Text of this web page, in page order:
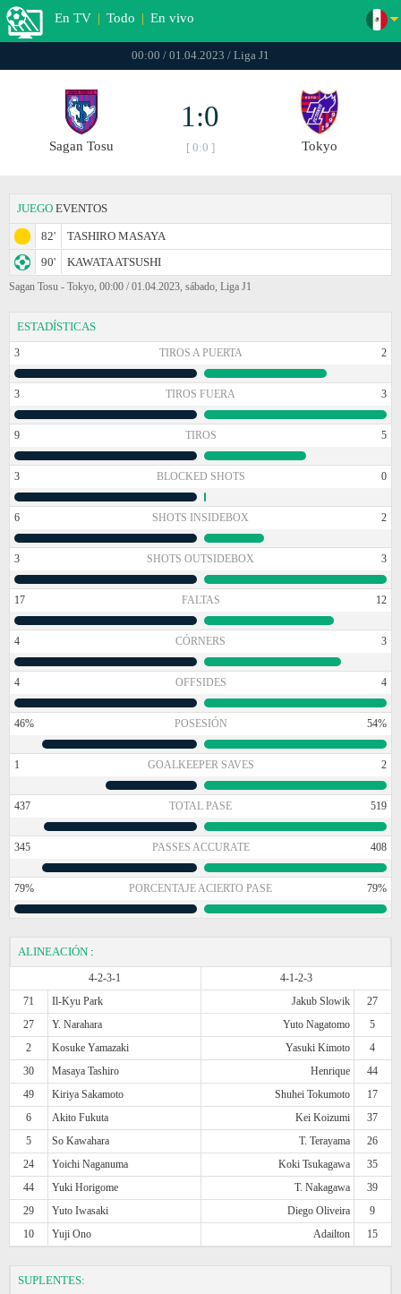
En TV | Todo | En vivo
00:00 / 01.04.2023 / Liga J1
Sagan Tosu
1:0
[ 0:0 ] Tokyo
JUEGO EVENTOS
82'
TASHIRO MASAYA
90'
KAWATA ATSUSHI
Sagan Tosu - Tokyo, 00:00 / 01.04.2023, sábado, Liga J1
ESTADÍSTICAS
3 TIROS A PUERTA 2
3 TIROS FUERA 3
9 TIROS 5
3 BLOCKED SHOTS 0
6 SHOTS INSIDEBOX 2
3 SHOTS OUTSIDEBOX 3
17 FALTAS 12
4 CÓRNERS 3
4 OFFSIDES 4
46% POSESIÓN 54%
1 GOALKEEPER SAVES 2
437 TOTAL PASE 519
345 PASSES ACCURATE 408
79% PORCENTAJE ACIERTO PASE 79%
ALINEACIÓN :
4-2-3-1
4-1-2-3
71
Il-Kyu Park Jakub Slowik
27
27
Y. Narahara Yuto Nagatomo
5
2
Kosuke Yamazaki Yasuki Kimoto
4
30
Masaya Tashiro Henrique
44
49
Kiriya Sakamoto Shuhei Tokumoto
17
6
Akito Fukuta Kei Koizumi
37
5
So Kawahara T. Terayama
26
24
Yoichi Naganuma Koki Tsukagawa
35
44
Yuki Horigome T. Nakagawa
39
29
Yuto Iwasaki Diego Oliveira
9
10
Yuji Ono Adailton 15
SUPLENTES: